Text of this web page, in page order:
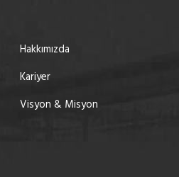
Hakkımızda
Kariyer
Visyon & Misyon